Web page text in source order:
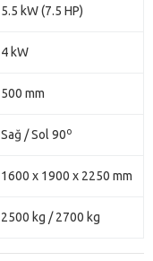
5.5 kW (7.5 HP)
4 kW
500 mm
Sağ / Sol 90o
1600 x 1900 x 2250 mm
2500 kg / 2700 kg